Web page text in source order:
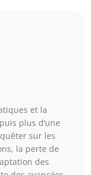
et la
plus d’une
sur les
la perte de
des